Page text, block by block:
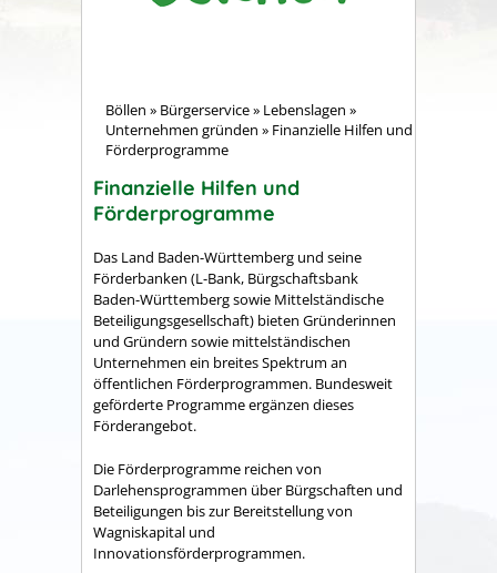
Böllen » Bürgerservice» Lebenslagen »
Unternehmen gründen » Finanzielle Hilfen und
Förderprogramme
Finanzielle Hilfen und
Förderprogramme
Das Land Baden-Württemberg und seine
Förderbanken (L-Bank, Bürgschaftsbank
Baden-Württemberg sowie Mittelständische
Beteiligungsgesellschaft) bieten Gründerinnen
und Gründern sowie mittelständischen
Unternehmen ein breites Spektrum an
öffentlichen Förderprogrammen. Bundesweit
geförderte Programme ergänzen dieses
Förderangebot.
Die Förderprogramme reichen von
Darlehensprogrammen über Bürgschaften und
Beteiligungen bis zur Bereitstellung von
Wagniskapital und
Innovationsförderprogrammen.